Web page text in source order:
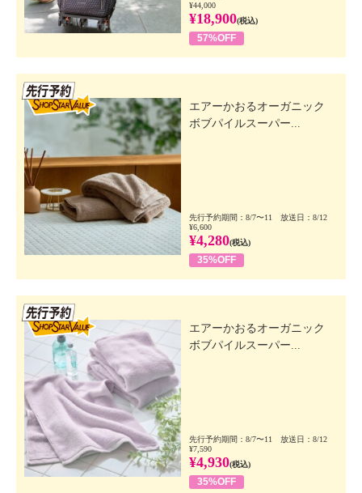
¥44,000
¥18,900(税込)
57%OFF
エアーかおるオーガニック
ボブパイルスーパー...
先行予約期間：8/7〜11 放送日：8/12
¥6,600
¥4,280(税込)
35%OFF
エアーかおるオーガニック
ボブパイルスーパー...
先行予約期間：8/7〜11 放送日：8/12
¥7,590
¥4,930(税込)
35%OFF